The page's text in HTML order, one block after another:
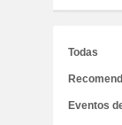
Todas
Eventos